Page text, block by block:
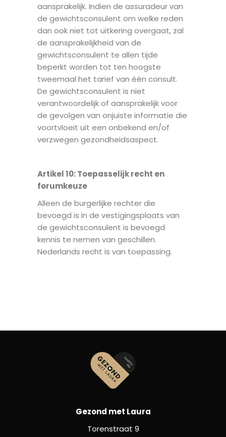
aansprakelijk. Indien de assuradeur van
de gewichtsconsulent om welke reden
dan ook niet tot uitkering overgaat, zal
de aansprakelijkheid van de
gewichtsconsulent te allen tijde
beperkt worden tot ten hoogste
tweemaal het tarief van één consult.
De gewichtsconsulent is niet
verantwoordelijk of aansprakelijk voor
de gevolgen van onjuiste informatie die
voortvloeit uit een onbekend en/of
verzwegen gezondheidsaspect.
Artikel 10: Toepasselijk recht en
forumkeuze
Alleen de burgerlijke rechter die
bevoegd is in de vestigingsplaats van
de gewichtsconsulent is bevoegd
kennis te nemen van geschillen.
Nederlands recht is van toepassing.
Gezond met Laura
Torenstraat 9